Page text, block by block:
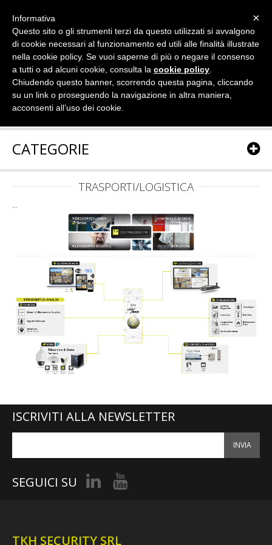
CATEGORIE
TRASPORTI/LOGISTICA
...
ISCRIVITI ALLA NEWSLETTER
INVIA
SEGUICI SU
TKH SECURITY SRL
×
Informativa
Questo sito o gli strumenti terzi da questo utilizzati si avvalgono
di cookie necessari al funzionamento ed utili alle finalità illustrate
nella cookie policy. Se vuoi saperne di più o negare il consenso
a tutti o ad alcuni cookie, consulta la cookie policy
Chiudendo questo banner, scorrendo questa pagina, cliccando
su un link o proseguendo la navigazione in altra maniera,
acconsenti all’uso dei cookie.